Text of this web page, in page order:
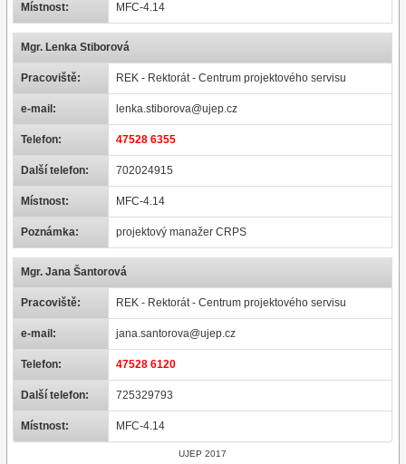
Místnost: MFC-4.14
Mgr. Lenka Stiborová
Pracoviště: REK - Rektorát - Centrum projektového servisu
e-mail: lenka.stiborova@ujep.cz
Telefon: 47528 6355
Další telefon: 702024915
Místnost: MFC-4.14
Poznámka: projektový manažer CRPS
Mgr. Jana Šantorová
Pracoviště: REK - Rektorát - Centrum projektového servisu
e-mail: jana.santorova@ujep.cz
Telefon: 47528 6120
Další telefon: 725329793
Místnost: MFC-4.14
UJEP 2017